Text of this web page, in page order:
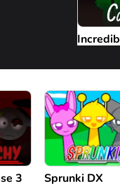
3 Sprunki DX